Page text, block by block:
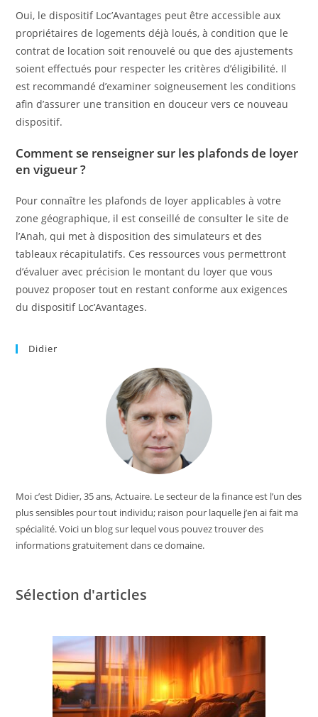
Oui, le dispositif Loc’Avantages peut être accessible aux
propriétaires de logements déjà loués, à condition que le
contrat de location soit renouvelé ou que des ajustements
soient effectués pour respecter les critères d’éligibilité. Il
est recommandé d’examiner soigneusement les conditions
afin d’assurer une transition en douceur vers ce nouveau
dispositif.
Comment se renseigner sur les plafonds de loyer
en vigueur ?
Pour connaître les plafonds de loyer applicables à votre
zone géographique, il est conseillé de consulter le site de
l’Anah, qui met à disposition des simulateurs et des
tableaux récapitulatifs. Ces ressources vous permettront
d’évaluer avec précision le montant du loyer que vous
pouvez proposer tout en restant conforme aux exigences
du dispositif Loc’Avantages.
Didier
Moi c’est Didier, 35 ans, Actuaire. Le secteur de la finance est l’un des
plus sensibles pour tout individu; raison pour laquelle j’en ai fait ma
spécialité. Voici un blog sur lequel vous pouvez trouver des
informations gratuitement dans ce domaine.
Sélection d'articles